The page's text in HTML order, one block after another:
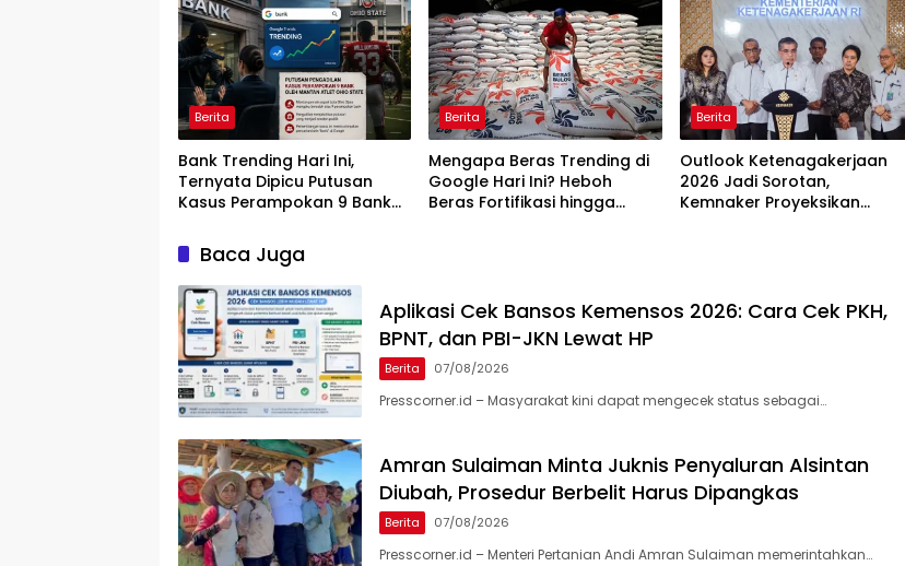
Berita
Bank Trending Hari Ini,
Ternyata Dipicu Putusan
Kasus Perampokan 9 Bank
Berita
Mengapa Beras Trending di
Google Hari Ini? Heboh
Beras Fortifikasi hingga
Berita
Outlook Ketenagakerjaan
2026 Jadi Sorotan,
Kemnaker Proyeksikan
Baca Juga
Aplikasi Cek Bansos Kemensos 2026: Cara Cek PKH,
BPNT, dan PBI-JKN Lewat HP
Berita 07/08/2026
Presscorner.id – Masyarakat kini dapat mengecek status sebagai…
Amran Sulaiman Minta Juknis Penyaluran Alsintan
Diubah, Prosedur Berbelit Harus Dipangkas
Berita 07/08/2026
Presscorner.id – Menteri Pertanian Andi Amran Sulaiman memerintahkan…